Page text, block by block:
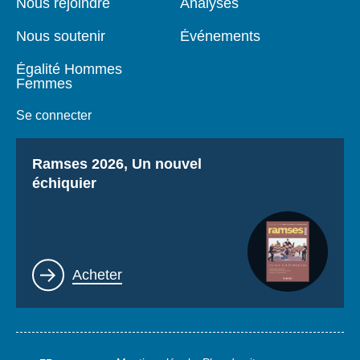
Nous soutenir
Égalité Hommes
Femmes
Se connecter
Événements
Titre
Ramses 2026, Un nouvel
échiquier
Lien
Acheter